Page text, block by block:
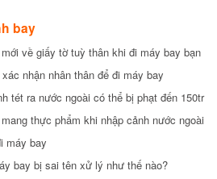
bay
về giấy tờ tuỳ thân khi đi máy bay bạn
nhận nhân thân để đi máy bay
tét ra nước ngoài có thể bị phạt đến 150tr
thực phẩm khi nhập cảnh nước ngoài
bay
bay bị sai tên xử lý như thế nào?